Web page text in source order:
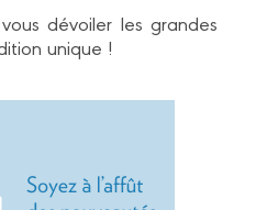
dévoiler les grandes
unique !